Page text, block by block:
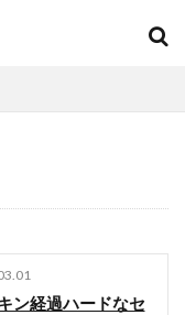
ン経過ハードなセ